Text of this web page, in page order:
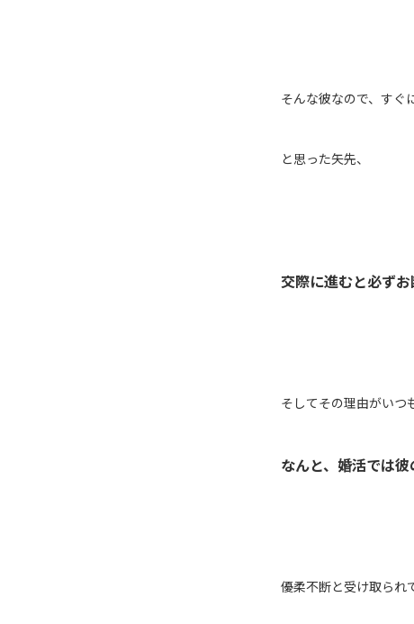
そんな彼なので、すぐ
と思った矢先、
交際に進むと必ず
そしてその理由がいつ
なんと、婚活では
優柔不断と受け取られ